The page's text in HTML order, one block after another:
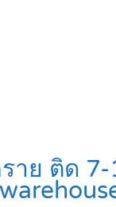
ราย ติด